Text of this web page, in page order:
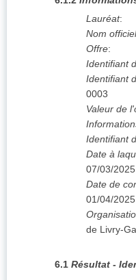
Lauréat:
Nom officiel
Offre:
Identifiant
Identifiant
0003
Valeur de
Identifiant
Date à
07/03/2025
Date de
01/04/2025
de Livry-
6.1 Résultat -